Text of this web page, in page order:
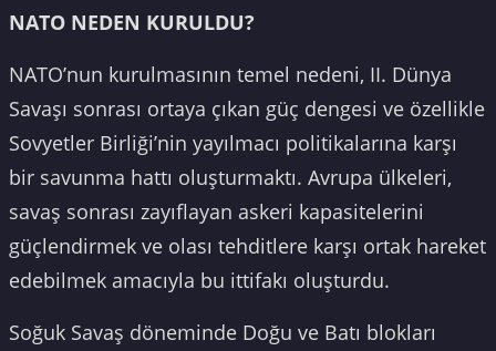
NATO NEDEN KURULDU?
NATO’nun kurulmasının temel nedeni, II. Dünya
Savaşı sonrası ortaya çıkan güç dengesi ve özellikle
Sovyetler Birliği’nin yayılmacı politikalarına karşı
bir savunma hattı oluşturmaktı. Avrupa ülkeleri,
savaş sonrası zayıflayan askeri kapasitelerini
güçlendirmek ve olası tehditlere karşı ortak hareket
edebilmek amacıyla bu ittifakı oluşturdu.
Soğuk Savaş döneminde Doğu ve Batı blokları